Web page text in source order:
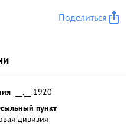
Поделиться
__.__.1920
пункт
дивизия